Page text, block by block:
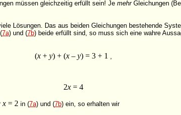
müssen gleichzeitig erfüllt sein! Je mehrGleichungen
Lösungen. Das aus beiden Gleichungen bestehende
7a) und (7b) beide erfüllt sind, so muss sich eine wahre
(x+ y) + (x– y) = 3 + 1 ,
2x= 4
x= 2in (7a) und (7b) ein, so erhalten wir